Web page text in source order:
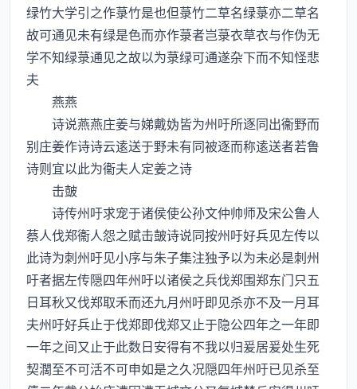
绿竹大学引之作菉竹是也但菉竹二草名绿菉亦二草名
故可通见未有绿是色而亦作菉者岂菉衣草衣与作伪无
学不知绿菉通见之故以为菉绿可通遂杂下而不知怪悲
夫
燕燕
诗说燕燕庄姜与娣戴妫皆为州吁所逐同出衞野而
别庄姜作诗诗云逺送于野未有同被逐而称逺送者若鲁
诗则宜以此为衞夫人定姜之诗
击皷
诗传州吁求宠于诸侯使公孙文仲帅师及宋公鲁人
蔡人伐郑衞人怨之赋击皷诗说同按州吁好兵见左传以
此诗为刺州吁见小序与朱子集注独予以为未必是刺州
吁者据左传隠四年州吁以诸侯之兵伐郑围郑东门只五
日耳秋又伐郑取禾而还九月州吁即见杀亦不及一月耳
夫州吁好兵止于伐郑即伐郑又止于隐公四年之一年即
一年之间又止于此数日安得有不我以归爰居爰处生死
契濶至不可活不可申如是之久况隠四年州吁已见杀至